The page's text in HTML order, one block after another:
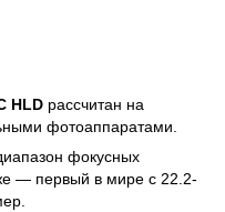
HLD рассчитан на
фотоаппаратами.
фокусных
— первый в мире c 22.2-